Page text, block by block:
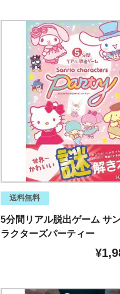
送料無料
5分間リアル脱出ゲーム サ
ラクターズパーティー
¥